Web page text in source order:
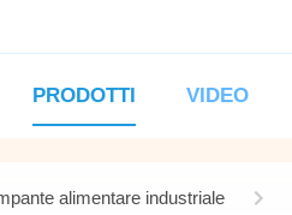
PRODOTTI VIDEO
alimentare industriale